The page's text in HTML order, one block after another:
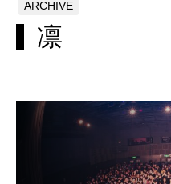
凛
ARCHIVE